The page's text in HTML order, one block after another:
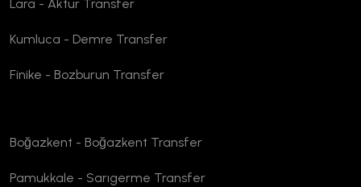
Lara - Aktur Transfer
Kumluca - Demre Transfer
Finike - Bozburun Transfer
Boğazkent - Boğazkent Transfer
Pamukkale - Sarıgerme Transfer